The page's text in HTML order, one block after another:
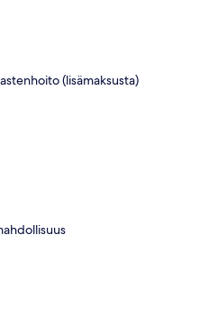
(lisämaksusta)